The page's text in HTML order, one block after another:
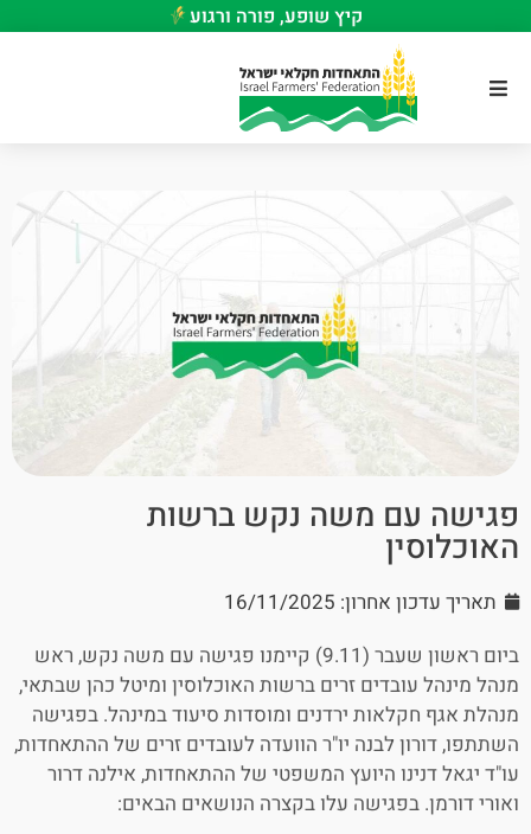
קיץ שופע, פורה ורגוע
פגישה עם משה נקש ברשות
האוכלוסין
תאריך עדכון אחרון: 16/11/2025
ביום ראשון שעבר (9.11) קיימנו פגישה עם משה נקש, ראש
מנהל מינהל עובדים זרים ברשות האוכלוסין ומיטל כהן שבתאי,
מנהלת אגף חקלאות ירדנים ומוסדות סיעוד במינהל. בפגישה
השתתפו, דורון לבנה יו"ר הוועדה לעובדים זרים של ההתאחדות,
עו"ד יגאל דנינו היועץ המשפטי של ההתאחדות, אילנה דרור
ואורי דורמן. בפגישה עלו בקצרה הנושאים הבאים: